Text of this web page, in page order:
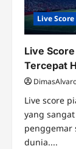
Live Score
Live
Tercepat
Live score
yang
penggemar
dunia....